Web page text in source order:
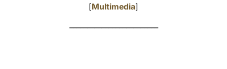
[
Multimedia
]